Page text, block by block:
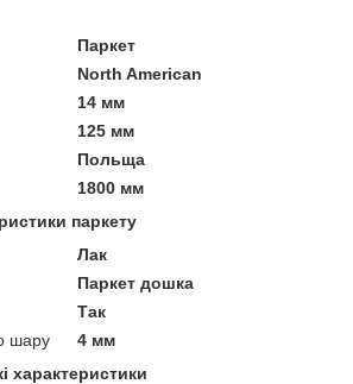
Паркет
North American
14 мм
125 мм
Польща
1800 мм
паркету
Лак
Паркет дошка
Так
шару
4 мм
характеристики